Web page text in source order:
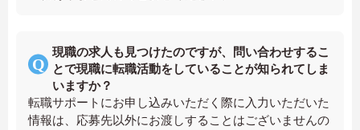
現職の求人も見つけたのですが、問い合わせするこ
とで現職に転職活動をしていることが知られてしま
いますか？
転職サポートにお申し込みいただく際に入力いただいた
情報は、応募先以外にお渡しすることはございませんの